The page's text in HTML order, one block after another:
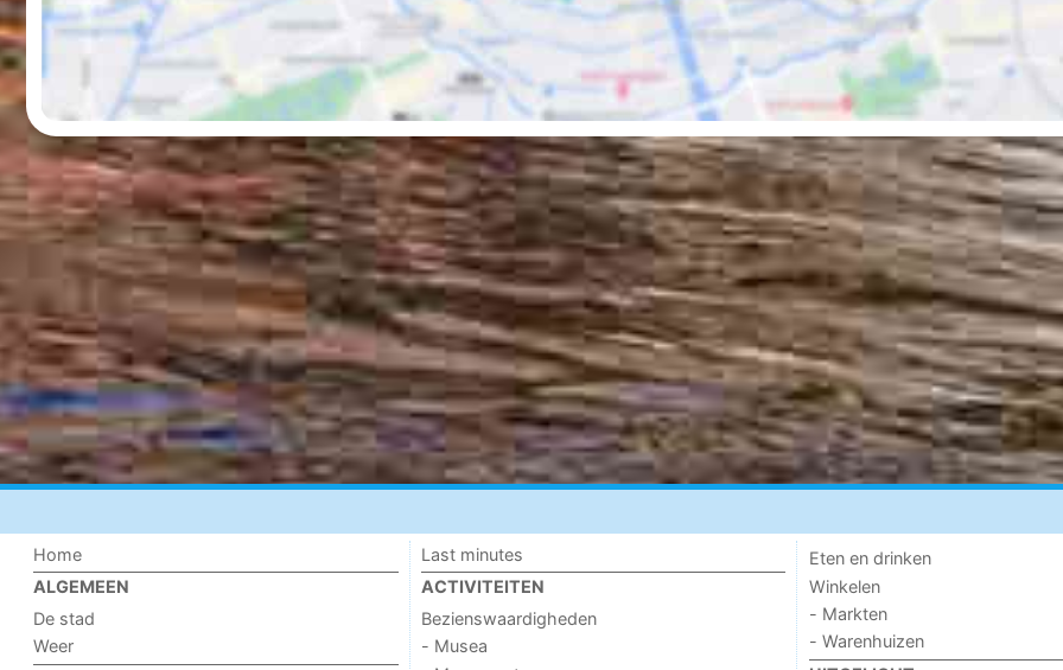
Home
ALGEMEEN
De stad
Weer
Last minutes
ACTIVITEITEN
Bezienswaardigheden
- Musea
Eten en drinken
Winkelen
- Markten
- Warenhuizen